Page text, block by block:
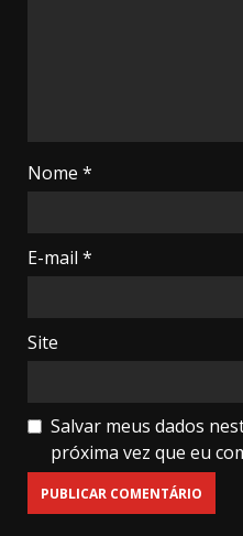
Nome *
E-mail *
Site
Salvar meus dados
próxima vez que eu